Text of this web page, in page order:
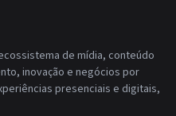
de mídia, conteúdo
inovação e negócios por
presenciais e digitais,